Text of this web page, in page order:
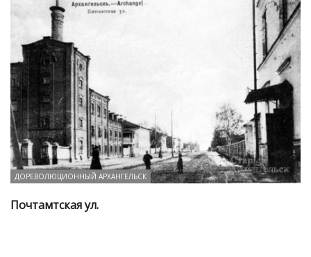
ДОРЕВОЛЮЦИОННЫЙ АРХАНГЕЛЬСК
Почтамтская ул.